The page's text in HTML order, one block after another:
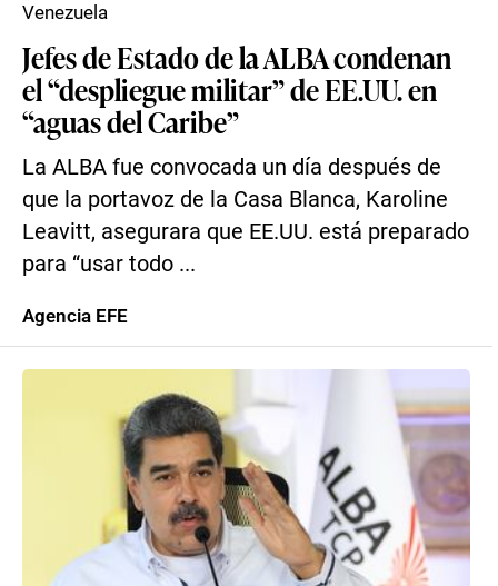
Jefes de Estado de la ALBA condenan
el “despliegue militar” de EE.UU. en
“aguas del Caribe”
La ALBA fue convocada un día después de
que la portavoz de la Casa Blanca, Karoline
Leavitt, asegurara que EE.UU. está preparado
para “usar todo ...
Venezuela
Agencia EFE